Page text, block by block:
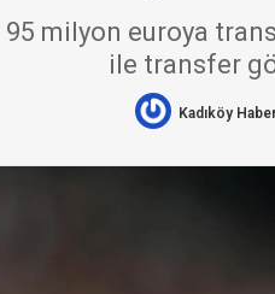
95 milyon euroya
ile transfer
Kadıköy